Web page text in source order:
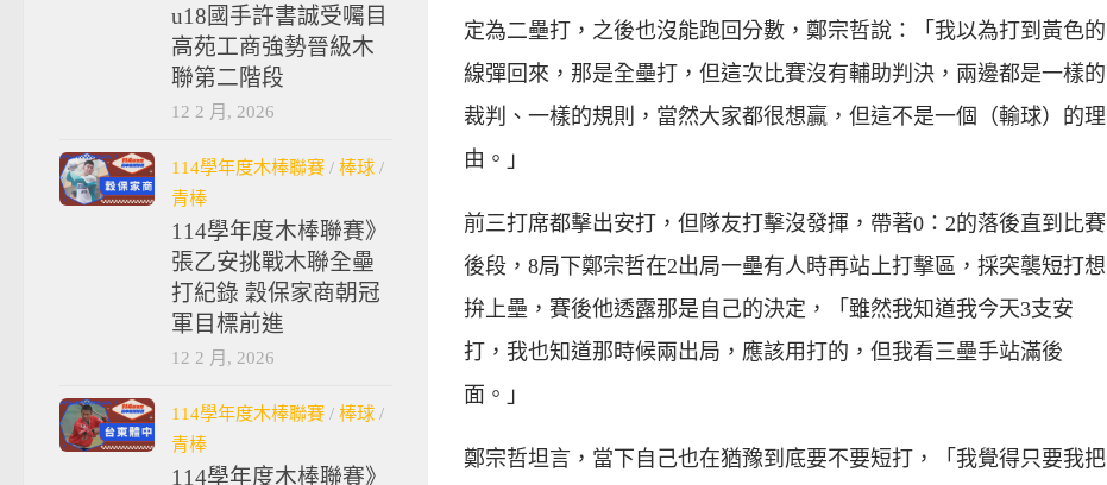
定為二壘打，之後也沒能跑回分數，鄭宗哲說：「我以為打到黃色的
線彈回來，那是全壘打，但這次比賽沒有輔助判決，兩邊都是一樣的
裁判、一樣的規則，當然大家都很想贏，但這不是一個（輸球）的理
由。」
前三打席都擊出安打，但隊友打擊沒發揮，帶著0：2的落後直到比賽
後段，8局下鄭宗哲在2出局一壘有人時再站上打擊區，採突襲短打想
拚上壘，賽後他透露那是自己的決定，「雖然我知道我今天3支安
打，我也知道那時候兩出局，應該用打的，但我看三壘手站滿後
面。」
鄭宗哲坦言，當下自己也在猶豫到底要不要短打，「我覺得只要我把
u18國手許書誠受囑目
高苑工商強勢晉級木
聯第二階段
12 2 月, 2026
114學年度木棒聯賽 / 棒球 /
青棒
114學年度木棒聯賽》
張乙安挑戰木聯全壘
打紀錄 穀保家商朝冠
軍目標前進
12 2 月, 2026
114學年度木棒聯賽 / 棒球 /
青棒
114學年度木棒聯賽》